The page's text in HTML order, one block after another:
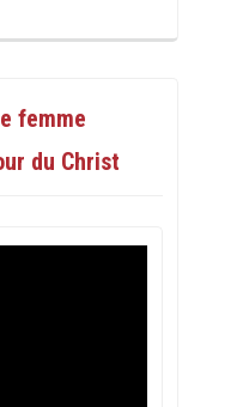
femme
du Christ